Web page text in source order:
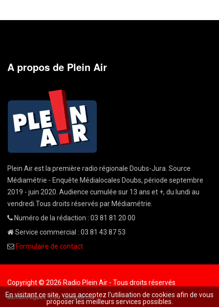
A propos de Plein Air
Plein Air est la première radio régionale Doubs-Jura. Source
Médiamétrie - Enquête Médialocales Doubs, période septembre
2019 - juin 2020. Audience cumulée sur 13 ans et +, du lundi au
vendredi.Tous droits réservés par Médiamétrie.
Numéro de la rédaction : 03 81 81 20 00
Service commercial : 03 81 43 87 53
Formulaire de contact
Copyright © 2026 Radio Plein Air - Tous droits réservés
Mentions légales CGU demande cnil
En visitant ce site, vous acceptez l'utilisation de cookies afin de vous
proposer les meilleurs services possibles.